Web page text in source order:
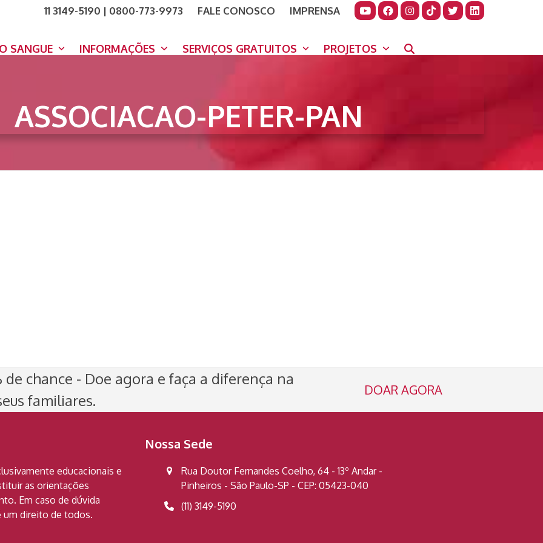
11 3149-5190 | 0800-773-9973 FALE CONOSCO
IMPRENSA
SANGUE INFORMAÇÕES SERVIÇOS GRATUITOS PROJETOS
ASSOCIACAO-PETER-PAN
chance - Doe agora e faça a diferença na
familiares.
DOAR AGORA
educacionais e
as orientações
Em caso de dúvida
um direito de todos.
Nossa Sede
Rua Doutor Fernandes Coelho, 64 - 13º Andar -
Pinheiros - São Paulo-SP - CEP: 05423-040
(11) 3149-5190